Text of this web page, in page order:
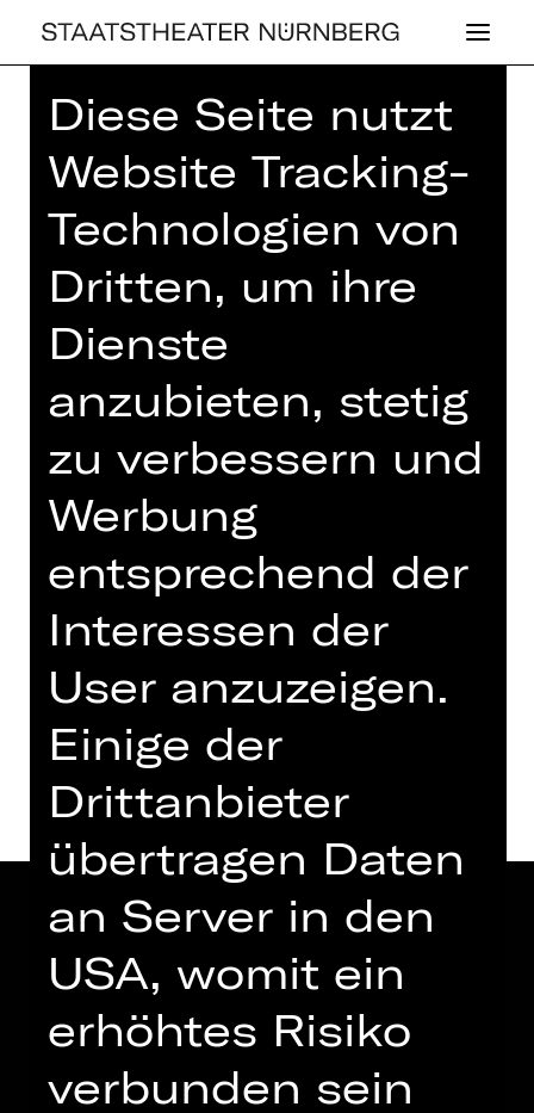
Home>Spielplan 25/26
>
2026/27
SPIEL­PLAN­VOR­
STEL­LUNG: KON­
ZER­TE 2026/​27
mit GMD Roland Böer
Samstag, 23.05.2026
11.00 - 12.30 Uhr
Opernhaus
Termine und Besetzung
Diese Seite nutzt
Website Tracking-
Technologien von
Dritten, um ihre
Dienste
anzubieten, stetig
zu verbessern und
Werbung
entsprechend der
Interessen der
User anzuzeigen.
Einige der
Drittanbieter
übertragen Daten
an Server in den
USA, womit ein
erhöhtes Risiko
verbunden sein